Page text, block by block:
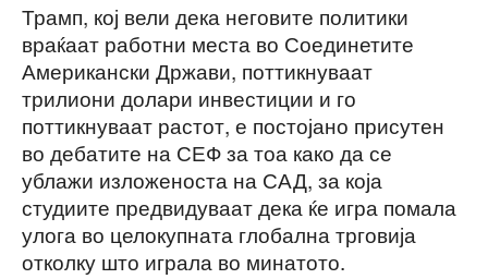
Трамп, кој вели дека неговите политики
враќаат работни места во Соединетите
Американски Држави, поттикнуваат
трилиони долари инвестиции и го
поттикнуваат растот, е постојано присутен
во дебатите на СЕФ за тоа како да се
ублажи изложеноста на САД, за која
студиите предвидуваат дека ќе игра помала
улога во целокупната глобална трговија
отколку што играла во минатото.